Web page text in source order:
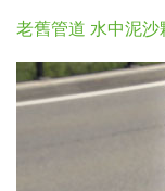
老舊管道 水中泥沙